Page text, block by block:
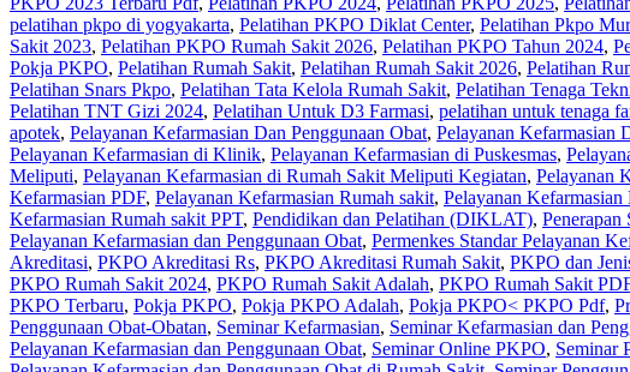
pelatihan pkpo di yogyakarta, Pelatihan PKPO Diklat Center, Pelatihan Pkpo
Sakit 2023, Pelatihan PKPO Rumah Sakit 2026, Pelatihan PKPO Tahun 2024,
Pokja PKPO, Pelatihan Rumah Sakit‎, Pelatihan Rumah Sakit 2026, Pelatihan
Pelatihan Snars Pkpo, Pelatihan Tata Kelola Rumah Sakit, Pelatihan Tenaga
Pelatihan TNT Gizi 2024, Pelatihan Untuk D3 Farmasi, pelatihan untuk tenaga
apotek, Pelayanan Kefarmasian Dan Penggunaan Obat, Pelayanan Kefarmasian
Pelayanan Kefarmasian di Klinik, Pelayanan Kefarmasian di Puskesmas,
Meliputi, Pelayanan Kefarmasian di Rumah Sakit Meliputi Kegiatan, Pelayanan
Kefarmasian PDF, Pelayanan Kefarmasian Rumah sakit, Pelayanan Kefarmasian
Kefarmasian Rumah sakit PPT, Pendidikan dan Pelatihan (DIKLAT), Penerapan
Pelayanan Kefarmasian dan Penggunaan Obat, Permenkes Standar Pelayanan
Akreditasi, PKPO Akreditasi Rs, PKPO Akreditasi Rumah Sakit, PKPO dan
PKPO Rumah Sakit 2024, PKPO Rumah Sakit Adalah, PKPO Rumah Sakit
PKPO Terbaru, Pokja PKPO, Pokja PKPO Adalah, Pokja PKPO< PKPO Pdf,
Penggunaan Obat-Obatan, Seminar Kefarmasian, Seminar Kefarmasian dan
Pelayanan Kefarmasian dan Penggunaan Obat, Seminar Online PKPO, Seminar